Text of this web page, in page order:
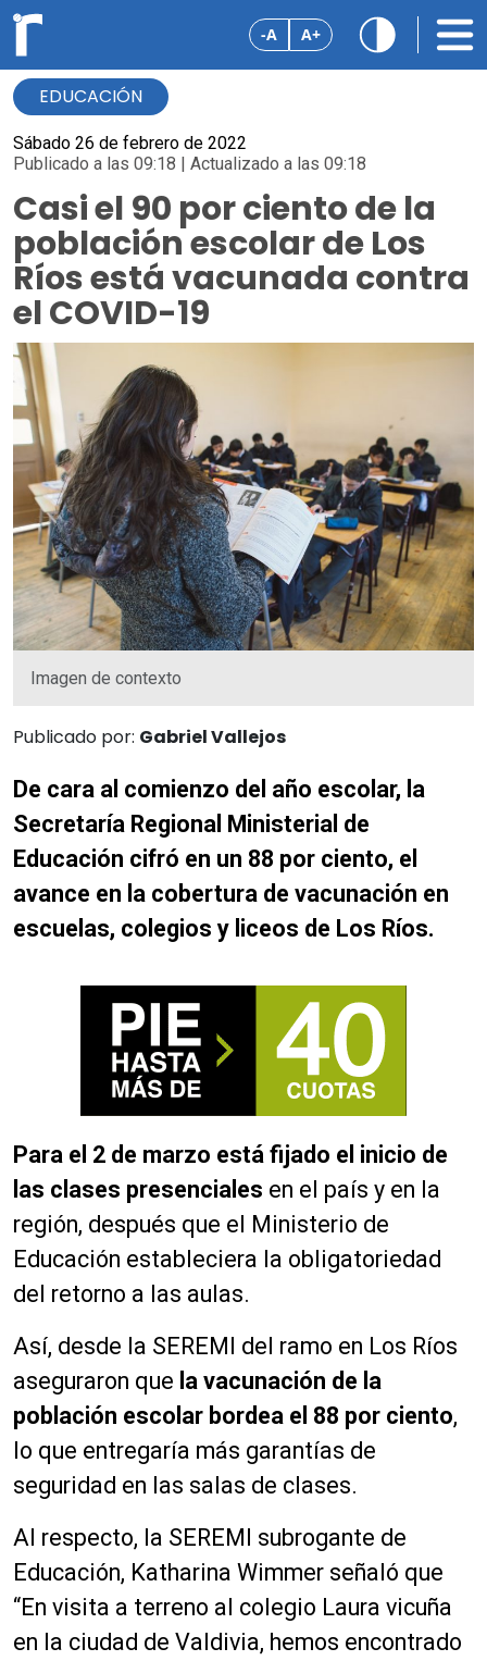
-A A+
EDUCACIÓN
Sábado 26 de febrero de 2022
Publicado a las 09:18 | Actualizado a las 09:18
Casi el 90 por ciento de la
población escolar de Los
Ríos está vacunada contra
el COVID-19
Imagen de contexto
Publicado por: Gabriel Vallejos
De cara al comienzo del año escolar, la
Secretaría Regional Ministerial de
Educación cifró en un 88 por ciento, el
avance en la cobertura de vacunación en
escuelas, colegios y liceos de Los Ríos.
Para el 2 de marzo está fijado el inicio de
las clases presenciales en el país y en la
región, después que el Ministerio de
Educación estableciera la obligatoriedad
del retorno a las aulas.
Así, desde la SEREMI del ramo en Los Ríos
aseguraron que la vacunación de la
población escolar bordea el 88 por ciento,
lo que entregaría más garantías de
seguridad en las salas de clases.
Al respecto, la SEREMI subrogante de
Educación, Katharina Wimmer señaló que
“En visita a terreno al colegio Laura vicuña
en la ciudad de Valdivia, hemos encontrado